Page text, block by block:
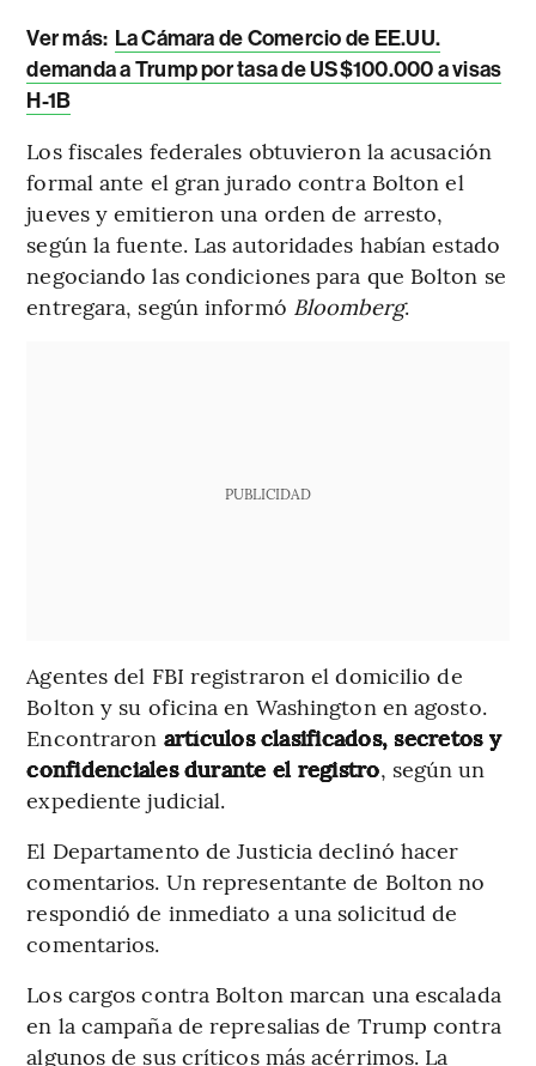
Ver más: La Cámara de Comercio de EE.UU.
demanda a Trump por tasa de US$100.000 a visas
H-1B
Los fiscales federales obtuvieron la acusación
formal ante el gran jurado contra Bolton el
jueves y emitieron una orden de arresto,
según la fuente. Las autoridades habían estado
negociando las condiciones para que Bolton se
entregara, según informó Bloomberg.
PUBLICIDAD
Agentes del FBI registraron el domicilio de
Bolton y su oficina en Washington en agosto.
Encontraron artículos clasificados, secretos y
confidenciales durante el registro, según un
expediente judicial.
El Departamento de Justicia declinó hacer
comentarios. Un representante de Bolton no
respondió de inmediato a una solicitud de
comentarios.
Los cargos contra Bolton marcan una escalada
en la campaña de represalias de Trump contra
algunos de sus críticos más acérrimos. La